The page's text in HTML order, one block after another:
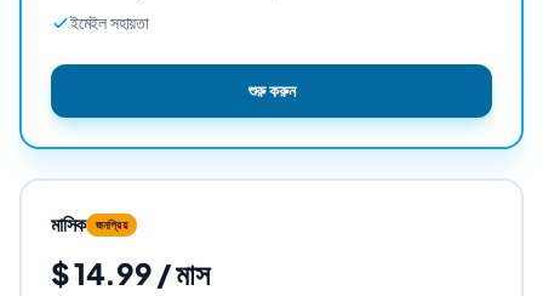
ইমেইল সহায়তা
শুরু করুন
মাসিক জনপ্রিয়
$ 14.99 / মাস